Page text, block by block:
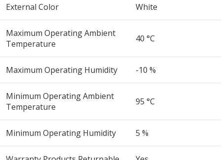
External Color White
Maximum Operating Ambient
Temperature
40 °C
Maximum Operating Humidity -10 %
Minimum Operating Ambient
Temperature
95 °C
Minimum Operating Humidity 5 %